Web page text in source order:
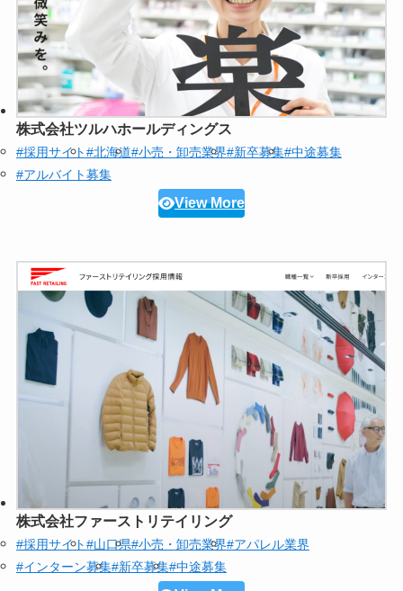
株式会社ツルハホールディングス
#採用サイト#北海道#小売・卸売業界#新卒募集#中途募集
#アルバイト募集
View More
株式会社ファーストリテイリング
#採用サイト#山口県#小売・卸売業界#アパレル業界
#インターン募集#新卒募集#中途募集